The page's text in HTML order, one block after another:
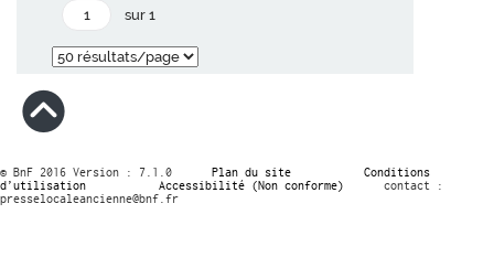
sur 1
© BnF 2016 Version : 7.1.0 Plan du site
Conditions
d’utilisation
Accessibilité (Non conforme)
contact :
presselocaleancienne@bnf.fr